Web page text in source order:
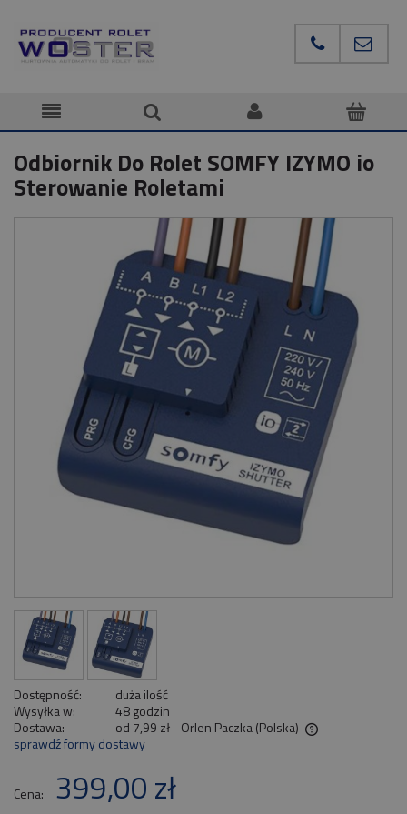
Odbiornik Do Rolet SOMFY IZYMO io
Sterowanie Roletami
Dostępność:
duża ilość
Wysyłka w:
48 godzin
Dostawa:
od 7,99 zł - Orlen Paczka (Polska)
Cena nie zawiera ewentualnych kosztów płatności
sprawdź formy dostawy
Cena: 399,00 zł